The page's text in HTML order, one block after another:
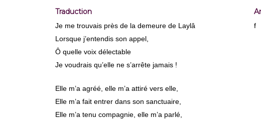
Traduction
Je me trouvais près de la demeure de Laylâ
Lorsque j’entendis son appel,
Ô quelle voix délectable
Je voudrais qu’elle ne s’arrête jamais !
Elle m’a agréé, elle m’a attiré vers elle,
Elle m’a fait entrer dans son sanctuaire,
Elle m’a tenu compagnie, elle m’a parlé,
f